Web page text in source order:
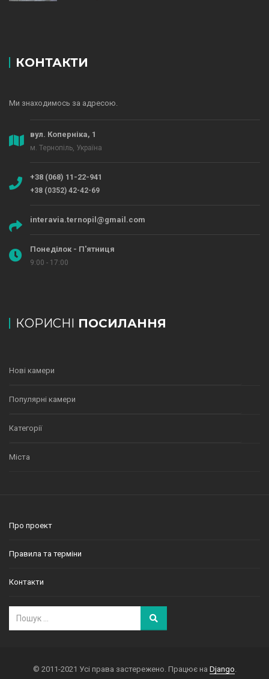
КОНТАКТИ
Ми знаходимось за адресою.
вул. Коперніка, 1
м. Тернопіль, Україна
+38 (068) 11-22-941
+38 (0352) 42-42-69
interavia.ternopil@gmail.com
Понеділок - П'ятниця
9:00 - 17:00
КОРИСНІ ПОСИЛАННЯ
Нові камери
Популярні камери
Категорії
Міста
Про проект
Правила та терміни
Контакти
© 2011-2021 Усі права застережено. Працює на Django.